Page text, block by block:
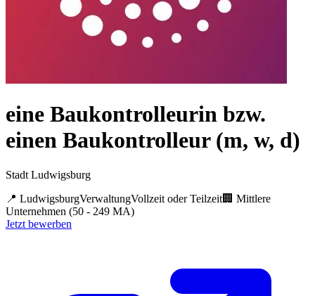
eine Baukontrolleurin bzw.
einen Baukontrolleur (m, w, d)
Stadt Ludwigsburg
📍 LudwigsburgVerwaltungVollzeit oder Teilzeit🏢 Mittlere
Unternehmen (50 - 249 MA)
Jetzt bewerben